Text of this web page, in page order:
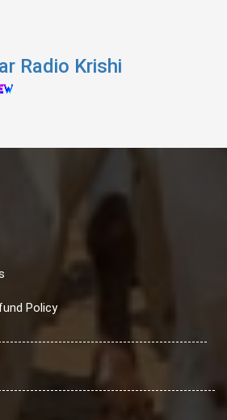
Radio Krishi
Policy